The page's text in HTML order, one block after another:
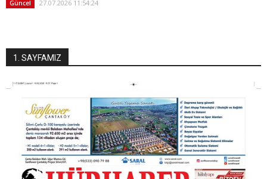
Güncel 27.07.2026 11:54:24
1. SAYFAMIZ